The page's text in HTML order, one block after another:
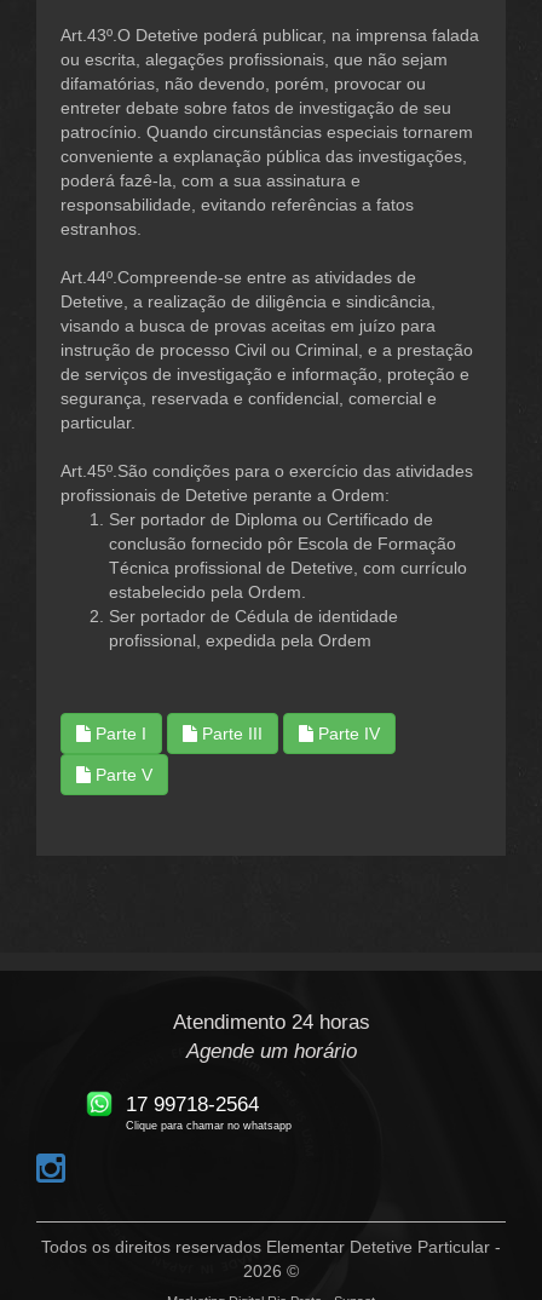
Art.43º.O Detetive poderá publicar, na imprensa falada
ou escrita, alegações profissionais, que não sejam
difamatórias, não devendo, porém, provocar ou
entreter debate sobre fatos de investigação de seu
patrocínio. Quando circunstâncias especiais tornarem
conveniente a explanação pública das investigações,
poderá fazê-la, com a sua assinatura e
responsabilidade, evitando referências a fatos
estranhos.
Art.44º.Compreende-se entre as atividades de
Detetive, a realização de diligência e sindicância,
visando a busca de provas aceitas em juízo para
instrução de processo Civil ou Criminal, e a prestação
de serviços de investigação e informação, proteção e
segurança, reservada e confidencial, comercial e
particular.
Art.45º.São condições para o exercício das atividades
profissionais de Detetive perante a Ordem:
Ser portador de Diploma ou Certificado de
conclusão fornecido pôr Escola de Formação
Técnica profissional de Detetive, com currículo
estabelecido pela Ordem.
Ser portador de Cédula de identidade
profissional, expedida pela Ordem
Parte I Parte III Parte IV
Parte V
Atendimento 24 horas
Agende um horário
17 99718-2564
Clique para chamar no whatsapp
Todos os direitos reservados Elementar Detetive Particular -
2026 ©